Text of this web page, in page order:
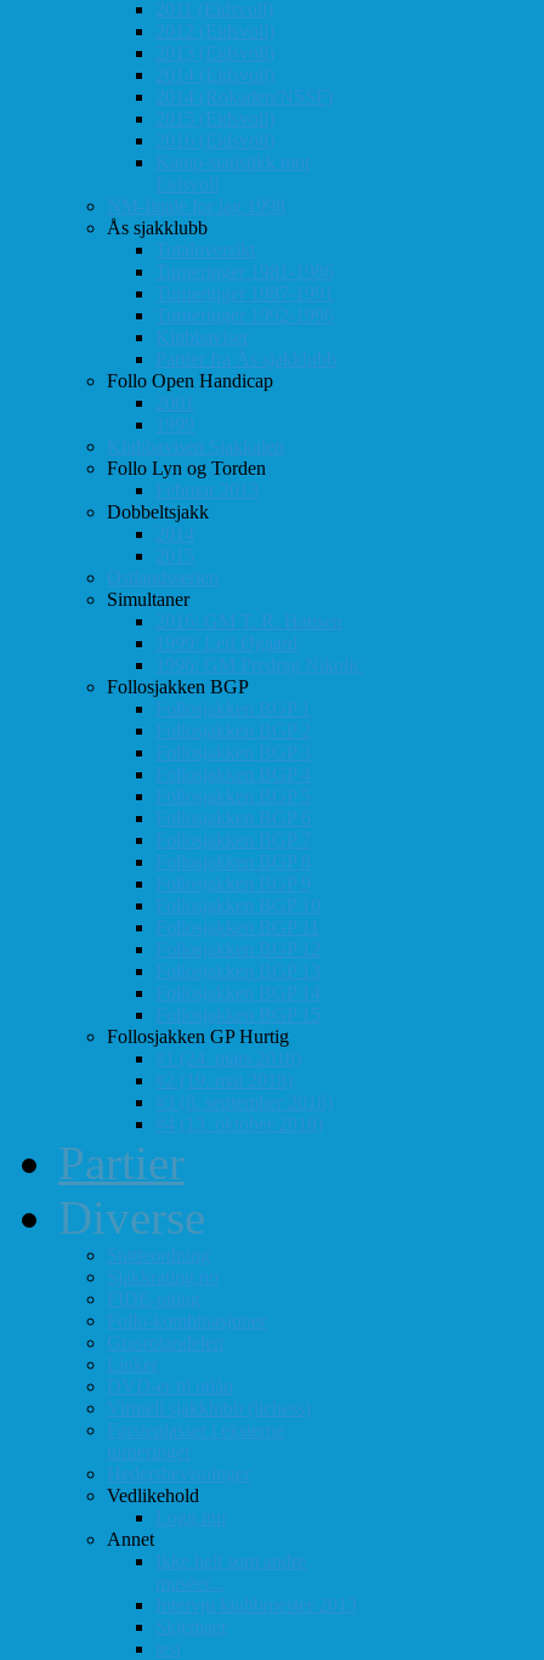
2011 (Eidsvoll)
2012 (Eidsvoll)
2013 (Eidsvoll)
2014 (Eidsvoll)
2014 (Rokaden/NSSF)
2015 (Eidsvoll)
2016 (Eidsvoll)
Kamp-statistikk mot
Eidsvoll
NM-finale for lag 1998
Ås sjakklubb
Totaloversikt
Turneringer 1981-1986
Turneringer 1987-1991
Turneringer 1992-1996
Klubbaviser
Partier fra Ås sjakklubb
Follo Open Handicap
2001
1999
Klubbavisen Sjakkalen
Follo Lyn og Torden
Februar 2013
Dobbeltsjakk
2014
2015
Østlandsserien
Simultaner
2016: GM T. R. Hansen
1999: Leif Øgaard
1996: GM Predrag Nikolic
Follosjakken BGP
Follosjakken BGP 1
Follosjakken BGP 2
Follosjakken BGP 3
Follosjakken BGP 4
Follosjakken BGP 5
Follosjakken BGP 6
Follosjakken BGP 7
Follosjakken BGP 8
Follosjakken BGP 9
Follosjakken BGP 10
Follosjakken BGP 11
Follosjakken BGP 12
Follosjakken BGP 13
Follosjakken BGP 14
Follosjakken BGP 15
Follosjakken GP Hurtig
#1 (24. mars 2018)
#2 (19. mai 2018)
#3 (8. september 2018)
#4 (13. oktober 2018)
Partier
Diverse
Støtteordning
Sjakkrating.no
FIDE-rating
Follo-kombinasjoner
Grasrotandelen
Linker
DVD-er til utlån
Virtuell sjakklubb (lichess)
Førsteplasser i eksterne
turneringer
Hedersbevisninger
Vedlikehold
Logg inn
Annet
Ikke helt som andre
muséer...
Intervju klubbmester 2013
Skjemaer
test